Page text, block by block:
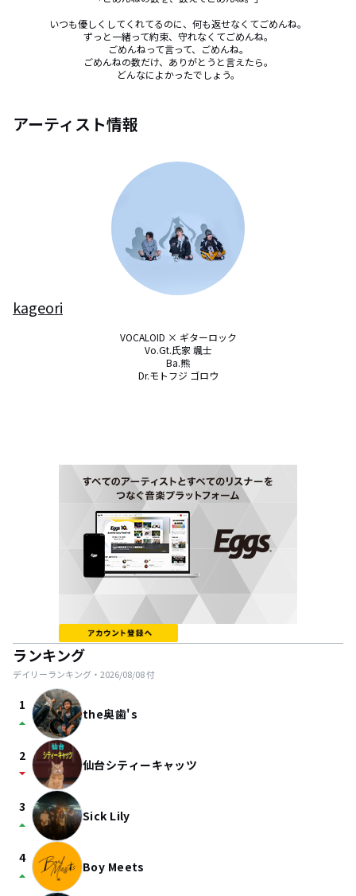
いつも優しくしてくれてるのに、何も返せなくてごめんね。
ずっと一緒って約束、守れなくてごめんね。
ごめんねって言って、ごめんね。
ごめんねの数だけ、ありがとうと言えたら。
どんなによかったでしょう。
アーティスト情報
kageori
VOCALOID × ギターロック
Vo.Gt.氏家 颯士
Ba.熊
Dr.モトフジ ゴロウ
ランキング
デイリーランキング・ 2026/08/08付
1
arrow_drop_up the奥歯's
2
arrow_drop_down 仙台シティーキャッツ
3
arrow_drop_up Sick Lily
4
arrow_drop_up Boy Meets